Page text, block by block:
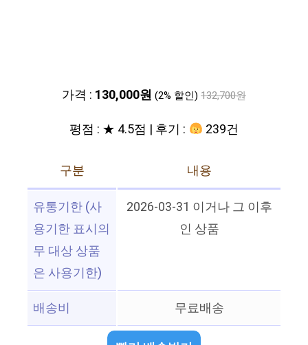
가격 : 130,000원 (2% 할인) 132,700원
평점 : ★ 4.5점 | 후기 : 239건
구분
내용
유통기한 (사
용기한 표시의
무 대상 상품
은 사용기한)
2026-03-31 이거나 그 이후
인 상품
배송비 무료배송